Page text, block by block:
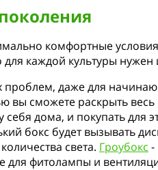
комфортные
каждой культуры
даже для
сможете раскрыть
дома, и покупать для
бокс будет вызывать
света. Гроубокс -
для фитолампы и